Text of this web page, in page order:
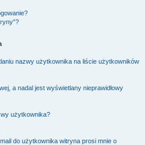
nazwy użytkownika na liście użytkowników
a nadal jest wyświetlany nieprawidłowy
użytkownika?
do użytkownika witryna prosi mnie o